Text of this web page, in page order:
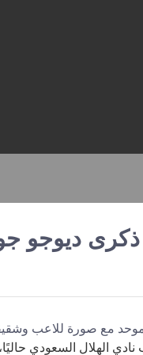
ديوجو
الهلال السعودي